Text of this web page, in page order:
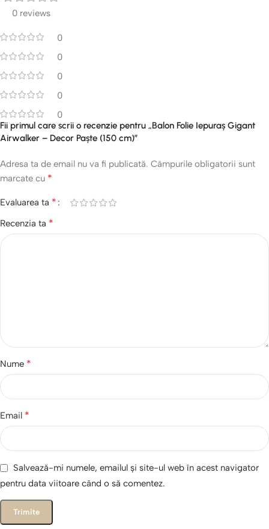
0 reviews
0
0
0
0
0
Fii primul care scrii o recenzie pentru „Balon Folie Iepuraș Gigant
Airwalker – Decor Paște (150 cm)”
Adresa ta de email nu va fi publicată. Câmpurile obligatorii sunt
marcate cu *
Evaluarea ta *
Recenzia ta *
Nume *
Email *
Salvează-mi numele, emailul și site-ul web în acest navigator
pentru data viitoare când o să comentez.